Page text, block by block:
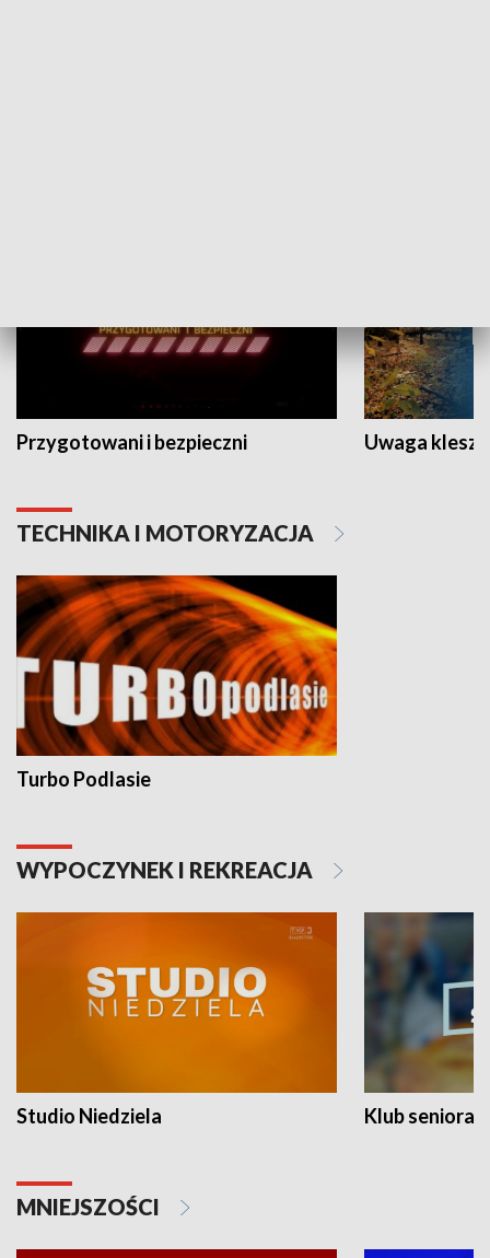
Przygotowani i bezpieczni Uwaga
TECHNIKA I MOTORYZACJA
Turbo Podlasie
WYPOCZYNEK I REKREACJA
Studio Niedziela Klub seniora
MNIEJSZOŚCI